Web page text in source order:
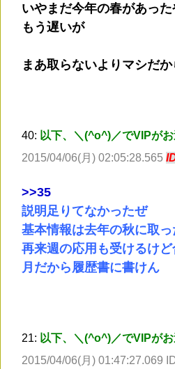
いやまだ今年の春があった
もう遅いが
まあ取らないよりマシだ
40: 以下、＼(^o^)／でVIPが
2015/04/06(月) 02:05:28.565
>>35
説明足りてなかったぜ
基本情報は去年の秋に取っ
再来週の応用も受けるけ
月だから履歴書に書けん
21: 以下、＼(^o^)／でVIPが
2015/04/06(月) 01:47:27.069